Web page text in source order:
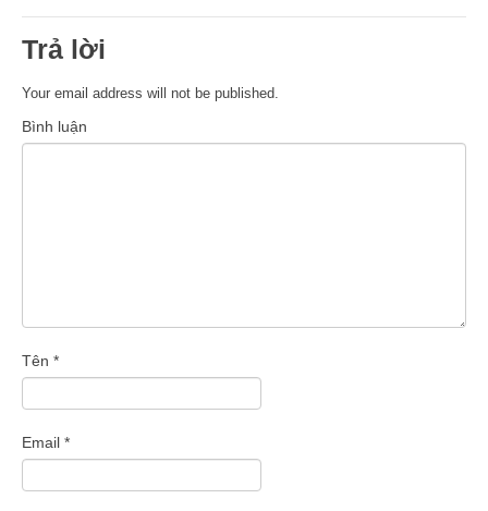
Trả lời
Your email address will not be published.
Bình luận
Tên *
Email *